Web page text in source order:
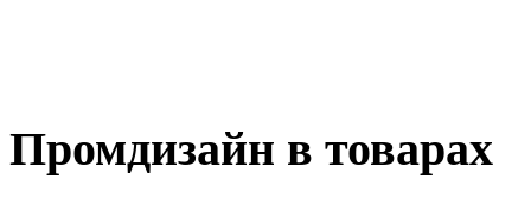
Промдизайн в товарах